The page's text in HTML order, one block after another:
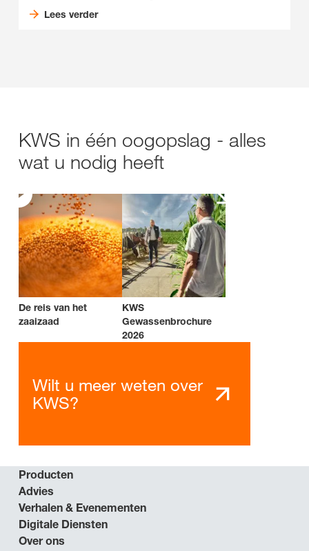
Lees verder
KWS in één oogopslag - alles
wat u nodig heeft
De reis van het
zaaizaad
KWS
Gewassenbrochure
2026
Wilt u meer weten over
KWS?
Producten
Advies
Verhalen & Evenementen
Digitale Diensten
Over ons